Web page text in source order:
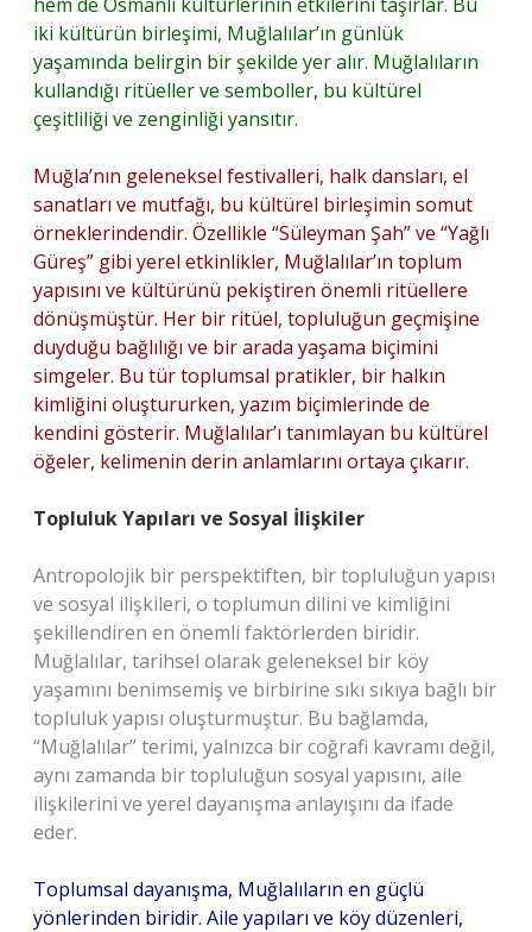
iki kültürün birleşimi, Muğlalılar’ın günlük
yaşamında belirgin bir şekilde yer alır. Muğlalıların
kullandığı ritüeller ve semboller, bu kültürel
çeşitliliği ve zenginliği yansıtır.
Muğla’nın geleneksel festivalleri, halk dansları, el
sanatları ve mutfağı, bu kültürel birleşimin somut
örneklerindendir. Özellikle “Süleyman Şah” ve “Yağlı
Güreş” gibi yerel etkinlikler, Muğlalılar’ın toplum
yapısını ve kültürünü pekiştiren önemli ritüellere
dönüşmüştür. Her bir ritüel, topluluğun geçmişine
duyduğu bağlılığı ve bir arada yaşama biçimini
simgeler. Bu tür toplumsal pratikler, bir halkın
kimliğini oluştururken, yazım biçimlerinde de
kendini gösterir. Muğlalılar’ı tanımlayan bu kültürel
öğeler, kelimenin derin anlamlarını ortaya çıkarır.
Topluluk Yapıları ve Sosyal İlişkiler
Antropolojik bir perspektiften, bir topluluğun yapısı
ve sosyal ilişkileri, o toplumun dilini ve kimliğini
şekillendiren en önemli faktörlerden biridir.
Muğlalılar, tarihsel olarak geleneksel bir köy
yaşamını benimsemiş ve birbirine sıkı sıkıya bağlı bir
topluluk yapısı oluşturmuştur. Bu bağlamda,
“Muğlalılar” terimi, yalnızca bir coğrafi kavramı değil,
aynı zamanda bir topluluğun sosyal yapısını, aile
ilişkilerini ve yerel dayanışma anlayışını da ifade
eder.
Toplumsal dayanışma, Muğlalıların en güçlü
yönlerinden biridir. Aile yapıları ve köy düzenleri,